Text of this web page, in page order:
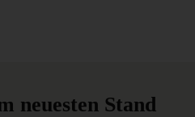
neuesten Stand